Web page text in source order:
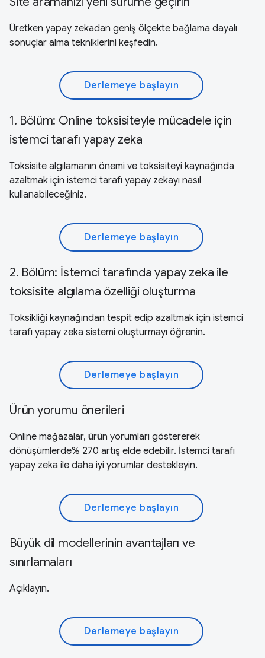
Üretken yapay zekadan geniş ölçekte bağlama dayalı
sonuçlar alma tekniklerini keşfedin.
Derlemeye başlayın
1. Bölüm: Online toksisiteyle mücadele için
istemci tarafı yapay zeka
Toksisite algılamanın önemi ve toksisiteyi kaynağında
azaltmak için istemci tarafı yapay zekayı nasıl
kullanabileceğiniz.
Derlemeye başlayın
2. Bölüm: İstemci tarafında yapay zeka ile
toksisite algılama özelliği oluşturma
Toksikliği kaynağından tespit edip azaltmak için istemci
tarafı yapay zeka sistemi oluşturmayı öğrenin.
Derlemeye başlayın
Ürün yorumu önerileri
Online mağazalar, ürün yorumları göstererek
dönüşümlerde% 270 artış elde edebilir. İstemci tarafı
yapay zeka ile daha iyi yorumlar destekleyin.
Derlemeye başlayın
Büyük dil modellerinin avantajları ve
sınırlamaları
Açıklayın.
Derlemeye başlayın